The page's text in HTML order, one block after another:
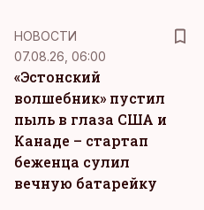
НОВОСТИ
07.08.26, 06:00
«Эстонский
волшебник» пустил
пыль в глаза США и
Канаде – стартап
беженца сулил
вечную батарейку